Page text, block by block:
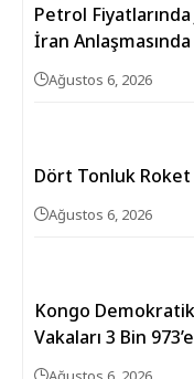
Petrol Fiyatlarında
İran Anlaşmasında
Ağustos 6, 2026
Dört Tonluk Roket
Ağustos 6, 2026
Kongo
Vakaları 3 Bin